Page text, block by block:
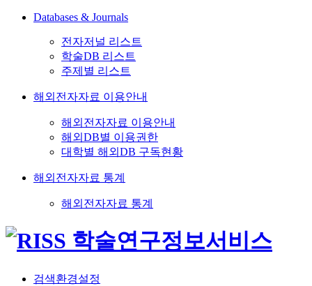
Databases & Journals
전자저널 리스트
학술DB 리스트
주제별 리스트
해외전자자료 이용안내
해외전자자료 이용안내
해외DB별 이용권한
대학별 해외DB 구독현황
해외전자자료 통계
해외전자자료 통계
검색환경설정